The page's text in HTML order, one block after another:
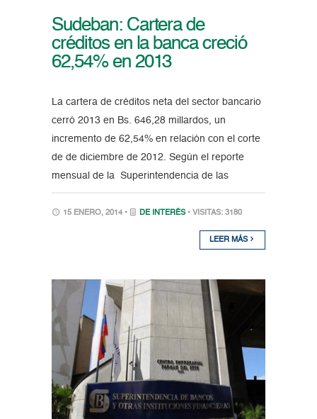
Sudeban: Cartera de
créditos en la banca creció
62,54% en 2013
La cartera de créditos neta del sector bancario
cerró 2013 en Bs. 646,28 millardos, un
incremento de 62,54% en relación con el corte
de de diciembre de 2012. Según el reporte
mensual de la Superintendencia de las
15 ENERO, 2014 • DE INTERÉS • VISITAS: 3180
LEER MÁS